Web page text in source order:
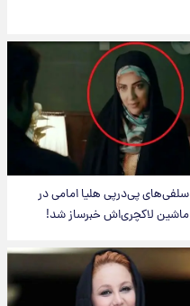
سلفی‌های پی‌درپی هلیا امامی در
ماشین لاکچری‌اش خبرساز شد!